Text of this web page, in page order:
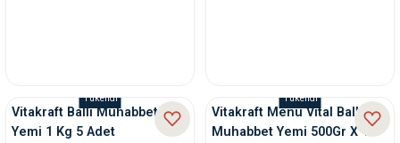
Tükendi
Vitakraft Ballı Muhabbet
Yemi 1 Kg 5 Adet
Tükendi
Vitakraft Menu Vital Ballı
Muhabbet Yemi 500Gr X 12